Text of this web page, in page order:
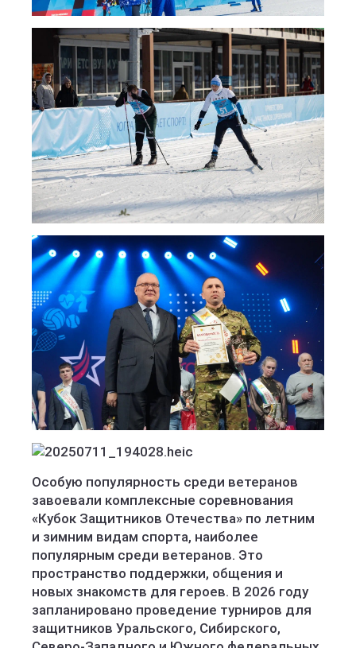
Особую популярность среди ветеранов
завоевали комплексные соревнования
«Кубок Защитников Отечества» по летним
и зимним видам спорта, наиболее
популярным среди ветеранов. Это
пространство поддержки, общения и
новых знакомств для героев. В 2026 году
запланировано проведение турниров для
защитников Уральского, Сибирского,